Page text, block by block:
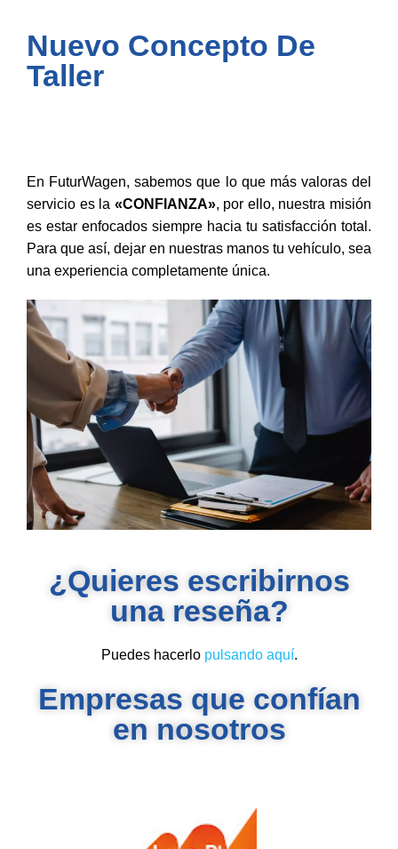
Nuevo Concepto De
Taller
En FuturWagen, sabemos que lo que más valoras del
servicio es la «CONFIANZA», por ello, nuestra misión
es estar enfocados siempre hacia tu satisfacción total.
Para que así, dejar en nuestras manos tu vehículo, sea
una experiencia completamente única.
¿Quieres escribirnos
una reseña?
Puedes hacerlo pulsando aquí.
Empresas que confían
en nosotros